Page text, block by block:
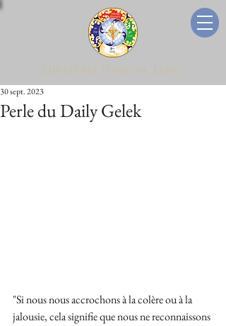
Shenten Dargye Ling
Perle du Daily Gelek
30 sept. 2023
"Si nous nous accrochons à la colère ou à la
jalousie, cela signifie que nous ne reconnaissons